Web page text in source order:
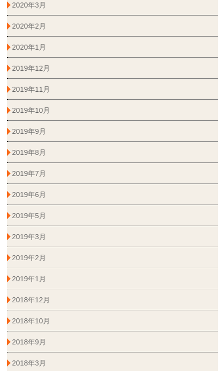
2020年3月
2020年2月
2020年1月
2019年12月
2019年11月
2019年10月
2019年9月
2019年8月
2019年7月
2019年6月
2019年5月
2019年3月
2019年2月
2019年1月
2018年12月
2018年10月
2018年9月
2018年3月